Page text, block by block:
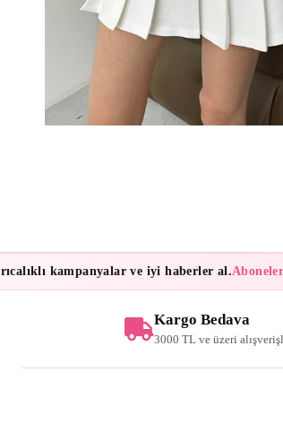
kampanyalar ve iyi haberler al.
Kargo Bedava
3000 TL ve üzeri